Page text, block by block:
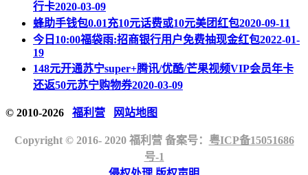
行卡2020-03-09
蜂助手钱包0.01充10元话费或10元美团红包2020-09-11
今日10:00福袋雨:招商银行用户免费抽现金红包2022-01-
19
148元开通苏宁super+腾讯/优酷/芒果视频VIP会员年卡
还返50元苏宁购物券2020-03-09
© 2010-2026 福利营 网站地图
Copyright © 2016- 2020 福利营 备案号： 粤ICP备15051686
号-1